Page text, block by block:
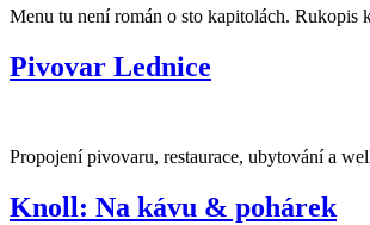
Menu tu není román o sto kapitolách.
Pivovar Lednice
Propojení pivovaru, restaurace, ubytování a
Knoll: Na kávu & pohárek